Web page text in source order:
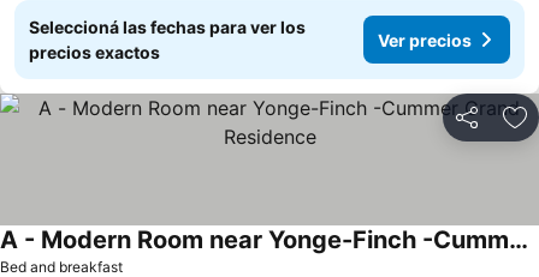
Seleccioná las fechas para ver los
precios exactos
Ver precios
Compartir
Bed and breakfast
A - Modern Room near Yonge-Finch -Cummer Grand Residence